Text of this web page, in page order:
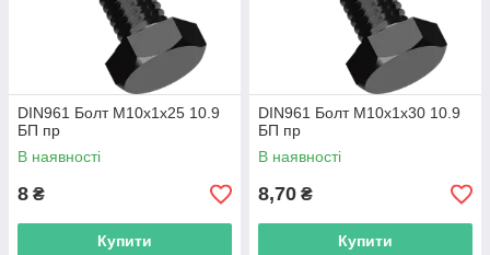
DIN961 Болт М10х1х25 10.9
БП пр
В наявності
8 ₴
Купити
DIN961 Болт М10х1х30 10.9
БП пр
В наявності
8,70 ₴
Купити